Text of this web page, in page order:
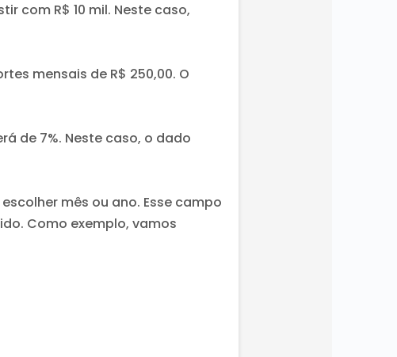
com R$ 10 mil. Neste caso,
mensais de R$ 250,00. O
de 7%. Neste caso, o dado
mês ou ano. Esse campo
Como exemplo, vamos